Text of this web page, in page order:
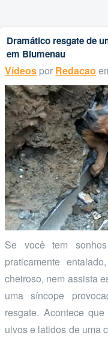
Dramático resgate de
em Blumenau
Vídeos por Redacao
Se você tem
praticamente
cheiroso, nem assista
uma síncope
resgate. Acontece
uivos e latidos de uma